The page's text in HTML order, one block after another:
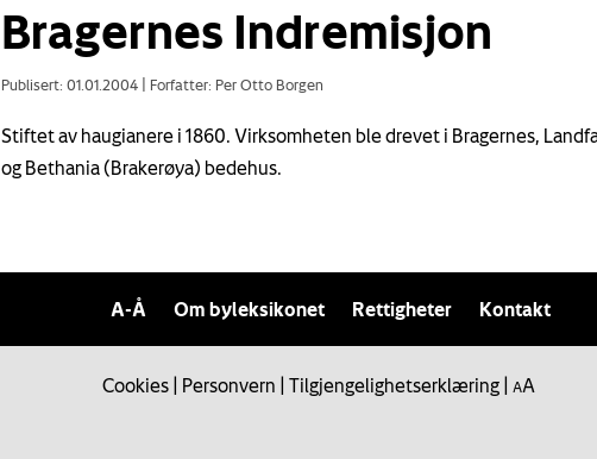
Bragernes Indremisjon
Publisert: 01.01.2004 Forfatter: Per Otto Borgen
Stiftet av haugianere i 1860. Virksomheten ble drevet i Bragernes,
og Bethania (Brakerøya) bedehus.
A-Å Om byleksikonet Rettigheter Kontakt
Cookies Personvern Tilgjengelighetserklæring AA